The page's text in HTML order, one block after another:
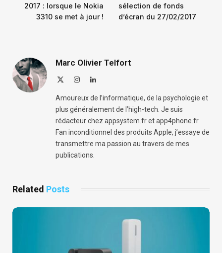
2017 : lorsque le Nokia
3310 se met à jour !
sélection de fonds
d’écran du 27/02/2017
Marc Olivier Telfort
InstagramLinkedIn
Amoureux de l’informatique, de la psychologie et
plus généralement de l’high-tech. Je suis
rédacteur chez appsystem.fr et app4phone.fr.
Fan inconditionnel des produits Apple, j’essaye de
transmettre ma passion au travers de mes
publications.
Related Posts